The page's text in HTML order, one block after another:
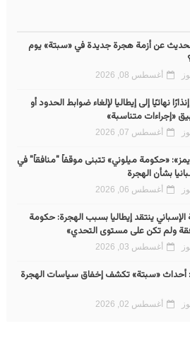
عن أزمة هجرة جديدة في «سبتة» يوم
أغسطس 08, 2026
نهائيًا إلى إيطاليا لإلغاء ضوابط الحدود أو
«إجراءات متناسبة»
أغسطس 07, 2026
«حكومة ميلوني» تتبنى موقفاً "منافقاً" في
بشأن الهجرة
أغسطس 06, 2026
الإسباني ينتقد إيطاليا بسبب الهجرة: حكومة
ولم تكن على مستوى التحدي»
أغسطس 03, 2026
أحداث «سبتة» تكشف إخفاق سياسات الهجرة
أغسطس 02, 2026